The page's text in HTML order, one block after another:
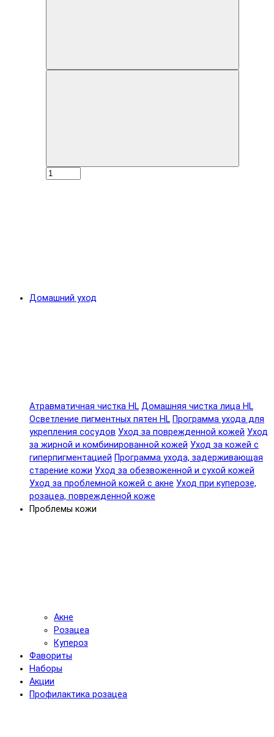
Домашний уход
Атравматичная чистка HL Домашняя чистка лица HL
Осветление пигментных пятен HL Программа ухода для
укрепления сосудов Уход за поврежденной кожей Уход
за жирной и комбинированной кожей Уход за кожей с
гиперпигментацией Программа ухода, задерживающая
старение кожи Уход за обезвоженной и сухой кожей
Уход за проблемной кожей с акне Уход при куперозе,
розацеа, поврежденной коже
Проблемы кожи
Акне
Розацеа
Купероз
Фавориты
Наборы
Акции
Профилактика розацеа